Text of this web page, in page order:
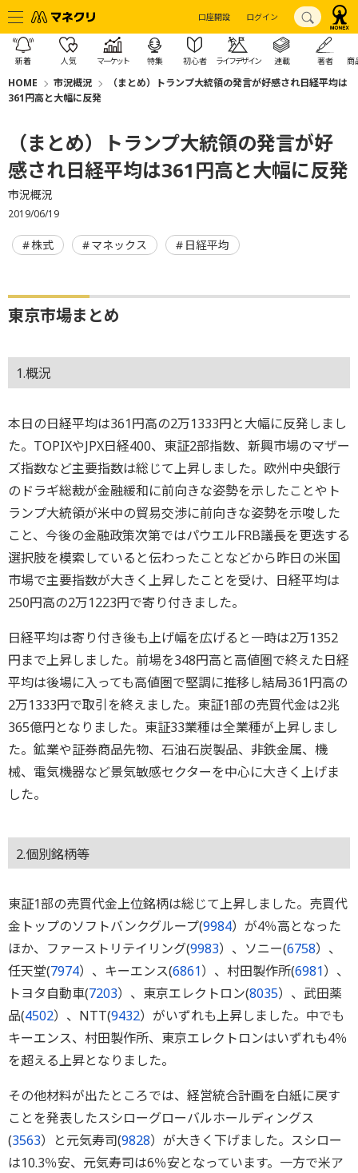
口座開設 ログイン
新着 人気 マーケット 特集 初心者 ライフデザイン 連載 著者 商
HOME 市況概況
（まとめ）トランプ大統領の発言が好感され日経平均は
361円高と大幅に反発
（まとめ）トランプ大統領の発言が好
感され日経平均は361円高と大幅に反発
市況概況
2019/06/19
株式 マネックス 日経平均
東京市場まとめ
1.概況
本日の日経平均は361円高の2万1333円と大幅に反発しまし
た。TOPIXやJPX日経400、東証2部指数、新興市場のマザー
ズ指数など主要指数は総じて上昇しました。欧州中央銀行
のドラギ総裁が金融緩和に前向きな姿勢を示したことやト
ランプ大統領が米中の貿易交渉に前向きな姿勢を示唆した
こと、今後の金融政策次第ではパウエルFRB議長を更迭する
選択肢を模索していると伝わったことなどから昨日の米国
市場で主要指数が大きく上昇したことを受け、日経平均は
250円高の2万1223円で寄り付きました。
日経平均は寄り付き後も上げ幅を広げると一時は2万1352
円まで上昇しました。前場を348円高と高値圏で終えた日経
平均は後場に入っても高値圏で堅調に推移し結局361円高の
2万1333円で取引を終えました。東証1部の売買代金は2兆
365億円となりました。東証33業種は全業種が上昇しまし
た。鉱業や証券商品先物、石油石炭製品、非鉄金属、機
械、電気機器など景気敏感セクターを中心に大きく上げま
した。
2.個別銘柄等
東証1部の売買代金上位銘柄は総じて上昇しました。売買代
金トップのソフトバンクグループ(9984）が4％高となった
ほか、ファーストリテイリング(9983）、ソニー(6758）、
任天堂(7974）、キーエンス(6861）、村田製作所(6981）、
トヨタ自動車(7203）、東京エレクトロン(8035）、武田薬
品(4502）、NTT(9432）がいずれも上昇しました。中でも
キーエンス、村田製作所、東京エレクトロンはいずれも4％
を超える上昇となりました。
その他材料が出たところでは、経営統合計画を白紙に戻す
ことを発表したスシローグローバルホールディングス
(3563）と元気寿司(9828）が大きく下げました。スシロー
は10.3％安、元気寿司は6％安となっています。一方で米ア